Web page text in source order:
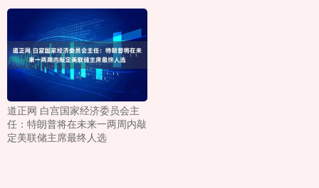
道正网 白宫国家经济委员会主
任：特朗普将在未来一两周内敲
定美联储主席最终人选